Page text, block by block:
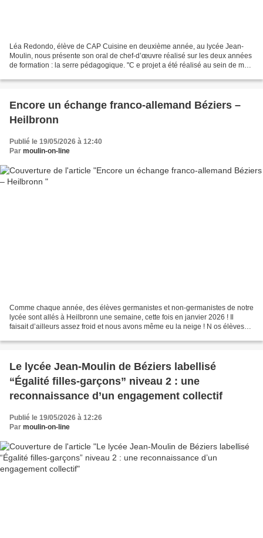
Léa Redondo, élève de CAP Cuisine en deuxième année, au lycée Jean-
Moulin, nous présente son oral de chef-d’œuvre réalisé sur les deux années
de formation : la serre pédagogique. "C e projet a été réalisé au sein de ma
Encore un échange franco-allemand Béziers –
Heilbronn
Publié le 19/05/2026 à 12:40
Par moulin-on-line
Comme chaque année, des élèves germanistes et non-germanistes de notre
lycée sont allés à Heilbronn une semaine, cette fois en janvier 2026 ! Il
faisait d’ailleurs assez froid et nous avons même eu la neige ! N os élèves
Le lycée Jean-Moulin de Béziers labellisé
“Égalité filles-garçons” niveau 2 : une
reconnaissance d’un engagement collectif
Publié le 19/05/2026 à 12:26
Par moulin-on-line